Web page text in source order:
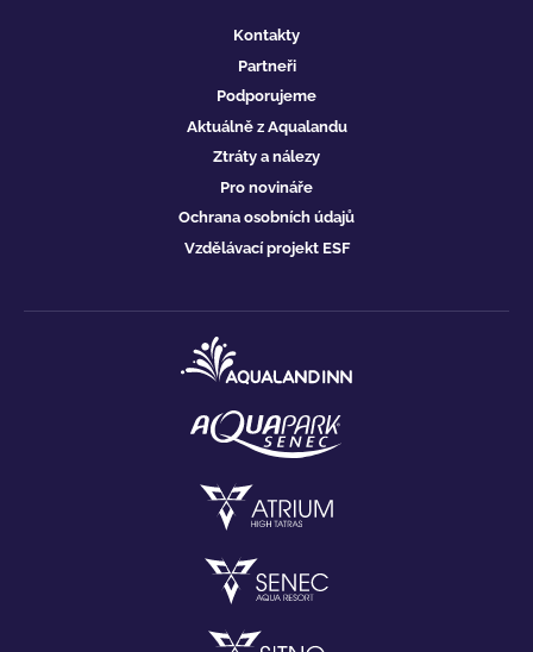
Kontakty
Partneři
Podporujeme
Aktuálně z Aqualandu
Ztráty a nálezy
Pro novináře
Ochrana osobních údajů
Vzdělávací projekt ESF